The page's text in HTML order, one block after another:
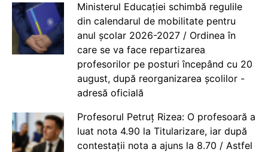
Ministerul Educației schimbă regulile
din calendarul de mobilitate pentru
anul școlar 2026-2027 / Ordinea în
care se va face repartizarea
profesorilor pe posturi începând cu 20
august, după reorganizarea școlilor -
adresă oficială
Profesorul Petruț Rizea: O profesoară a
luat nota 4.90 la Titularizare, iar după
contestații nota a ajuns la 8.70 / Astfel